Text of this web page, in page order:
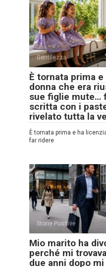
Gentilezza
È tornata prima
donna che era
sue figlie mute…
scritta con i
rivelato tutta la
È tornata prima e ha
far ridere
Storie Positive
Mio marito ha
perché mi
due anni dopo